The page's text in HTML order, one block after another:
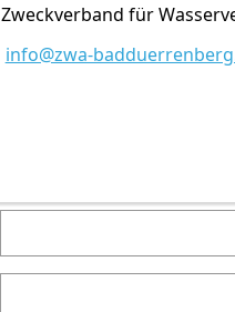
Zweckverband für
info@zwa-